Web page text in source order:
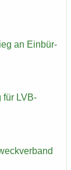
an Ein­bür­
für LVB-​